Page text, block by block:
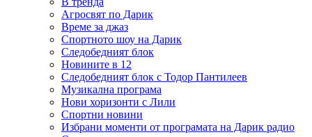
Агросвят по Дарик
Време за джаз
Спортното шоу на Дарик
Следобедният блок
Новините в 12
Следобедният блок с Тодор Пантилеев
Музикална програма
Нови хоризонти с Лили
Спортни новини
Избрани моменти от програмата на Дарик радио